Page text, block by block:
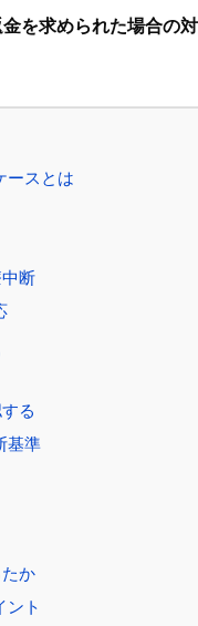
を求められた場合の
ースとは
断
る
基準
か
ント